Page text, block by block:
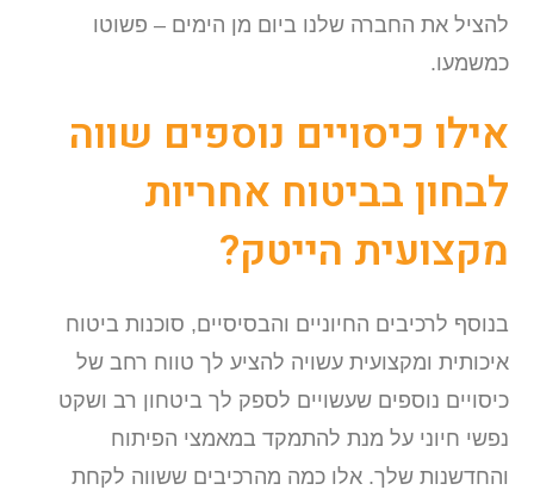
להציל את החברה שלנו ביום מן הימים – פשוטו
כמשמעו.
אילו כיסויים נוספים שווה
לבחון בביטוח אחריות
מקצועית הייטק?
בנוסף לרכיבים החיוניים והבסיסיים, סוכנות ביטוח
איכותית ומקצועית עשויה להציע לך טווח רחב של
כיסויים נוספים שעשויים לספק לך ביטחון רב ושקט
נפשי חיוני על מנת להתמקד במאמצי הפיתוח
והחדשנות שלך. אלו כמה מהרכיבים ששווה לקחת